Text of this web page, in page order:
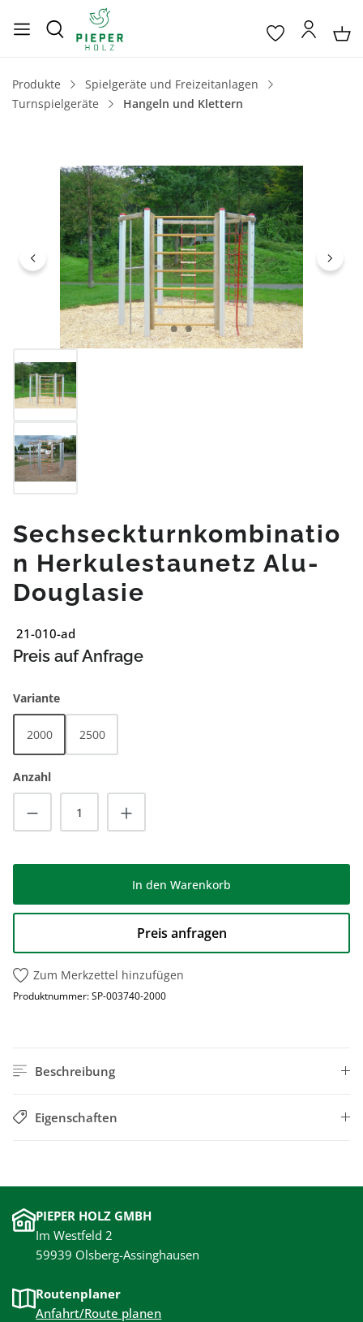
Produkte
Spielgeräte und Freizeitanlagen
Turnspielgeräte
Hangeln und Klettern
Bildergalerie überspringen
Sechseckturnkombinatio
n Herkulestaunetz Alu-
Douglasie
21-010-ad
Preis auf Anfrage
Varianteauswählen
2000 2500
Anzahl
Produkt Anzahl: Gib den gewünschten
In den Warenkorb
Preis anfragen
Zum Merkzettel hinzufügen
Produktnummer:SP-003740-2000
Beschreibung
Eigenschaften
PIEPER HOLZ GMBH
Im Westfeld 2
59939 Olsberg-Assinghausen
Routenplaner
Anfahrt/Route planen